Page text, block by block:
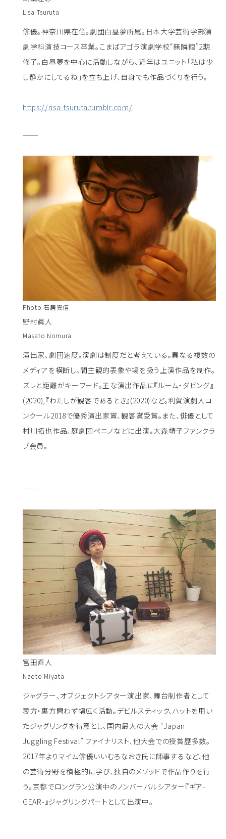
Lisa Tsuruta
俳優。神奈川県在住。劇団白昼夢所属。日本大学芸術学部演
劇学科演技コース卒業。こまばアゴラ演劇学校“無隣館”2期
修了。白昼夢を中心に活動しながら、近年はユニット「私は少
し静かにしてるね」を立ち上げ、自身でも作品づくりを行う。
https://risa-tsuruta.tumblr.com/
Photo 石居真信
野村眞人
Masato Nomura
演出家、劇団速度。演劇は制度だと考えている。異なる複数の
メディアを横断し、間主観的表象や場を扱う上演作品を制作。
ズレと距離がキーワード。主な演出作品に『ルーム・ダビング』
(2020),『わたしが観客であるとき』(2020)など。利賀演劇人コ
ンクール2018で優秀演出家賞、観客賞受賞。また、俳優として
村川拓也作品、庭劇団ペニノなどに出演。大森靖子ファンクラ
ブ会員。
宮田直人
Naoto Miyata
ジャグラー、オブジェクトシアター演出家、舞台制作者として
表方・裏方問わず幅広く活動。デビルスティック、ハットを用い
たジャグリングを得意とし、国内最大の大会 “Japan
Juggling Festival” ファイナリスト、他大会での授賞歴多数。
2017年よりマイム俳優いいむろなおき氏に師事するなど、他
の芸術分野を積極的に学び、独自のメソッドで作品作りを行
う。京都でロングラン公演中のノンバーバルシアター『ギア-
GEAR-』ジャグリングパートとして出演中。